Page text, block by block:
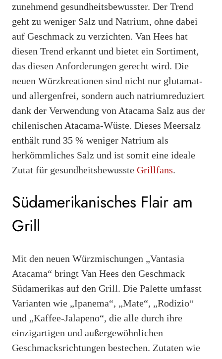
zunehmend gesundheitsbewusster. Der Trend
geht zu weniger Salz und Natrium, ohne dabei
auf Geschmack zu verzichten. Van Hees hat
diesen Trend erkannt und bietet ein Sortiment,
das diesen Anforderungen gerecht wird. Die
neuen Würzkreationen sind nicht nur glutamat-
und allergenfrei, sondern auch natriumreduziert
dank der Verwendung von Atacama Salz aus der
chilenischen Atacama-Wüste. Dieses Meersalz
enthält rund 35 % weniger Natrium als
herkömmliches Salz und ist somit eine ideale
Zutat für gesundheitsbewusste Grillfans.
Südamerikanisches Flair am
Grill
Mit den neuen Würzmischungen „Vantasia
Atacama“ bringt Van Hees den Geschmack
Südamerikas auf den Grill. Die Palette umfasst
Varianten wie „Ipanema“, „Mate“, „Rodizio“
und „Kaffee-Jalapeno“, die alle durch ihre
einzigartigen und außergewöhnlichen
Geschmacksrichtungen bestechen. Zutaten wie